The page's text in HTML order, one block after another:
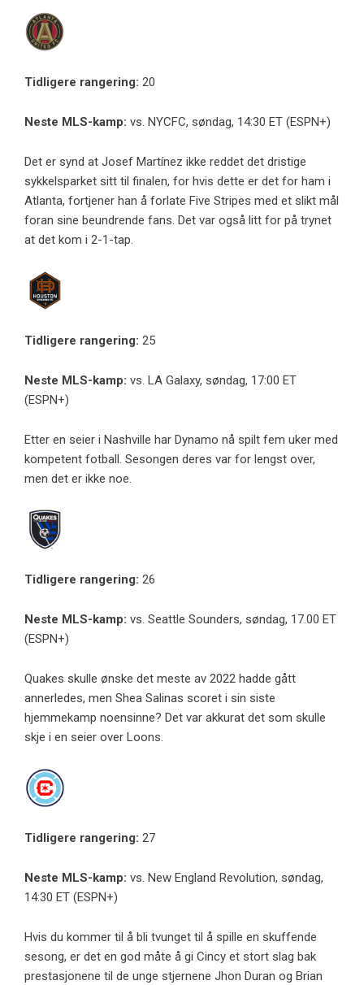
Tidligere rangering: 20
Neste MLS-kamp: vs. NYCFC, søndag, 14:30 ET (ESPN+)
Det er synd at Josef Martínez ikke reddet det dristige
sykkelsparket sitt til finalen, for hvis dette er det for ham i
Atlanta, fortjener han å forlate Five Stripes med et slikt mål
foran sine beundrende fans. Det var også litt for på trynet
at det kom i 2-1-tap.
Tidligere rangering: 25
Neste MLS-kamp: vs. LA Galaxy, søndag, 17:00 ET
(ESPN+)
Etter en seier i Nashville har Dynamo nå spilt fem uker med
kompetent fotball. Sesongen deres var for lengst over,
men det er ikke noe.
Tidligere rangering: 26
Neste MLS-kamp: vs. Seattle Sounders, søndag, 17.00 ET
(ESPN+)
Quakes skulle ønske det meste av 2022 hadde gått
annerledes, men Shea Salinas scoret i sin siste
hjemmekamp noensinne? Det var akkurat det som skulle
skje i en seier over Loons.
Tidligere rangering: 27
Neste MLS-kamp: vs. New England Revolution, søndag,
14:30 ET (ESPN+)
Hvis du kommer til å bli tvunget til å spille en skuffende
sesong, er det en god måte å gi Cincy et stort slag bak
prestasjonene til de unge stjernene Jhon Duran og Brian